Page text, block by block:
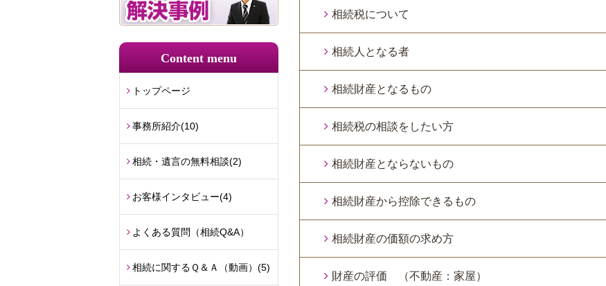
相続税について
相続人となる者
相続財産となるもの
相続税の相談をしたい方
相続財産とならないもの
相続財産から控除できるもの
相続財産の価額の求め方
財産の評価 （不動産：家屋）
Content menu
トップページ
事務所紹介(10)
相続・遺言の無料相談(2)
お客様インタビュー(4)
よくある質問（相続Q&A）
相続に関するＱ＆Ａ（動画） (5)